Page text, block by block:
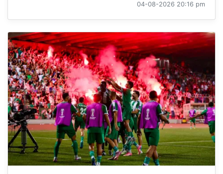
04-08-2026 20:16 pm